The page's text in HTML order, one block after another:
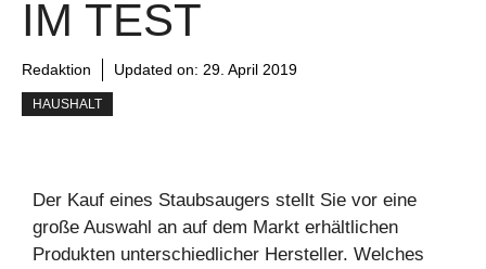
IM TEST
Redaktion Updated on: 29. April 2019
HAUSHALT
Der Kauf eines Staubsaugers stellt Sie vor eine
große Auswahl an auf dem Markt erhältlichen
Produkten unterschiedlicher Hersteller. Welches